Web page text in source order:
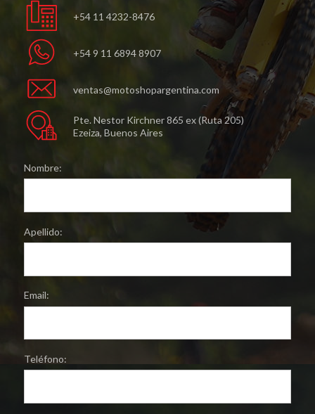
+54 11 4232-8476
+54 9 11 6894 8907
ventas@motoshopargentina.com
Pte. Nestor Kirchner 865 ex (Ruta 205)
Ezeiza, Buenos Aires
Nombre:
Apellido:
Email:
Teléfono: